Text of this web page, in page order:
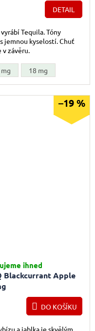
DETAIL
Tequila. Tóny
jemnou kyselostí. Chuť
v závěru.
18 mg
–19 %
Blackcurrant Apple
ihned
DO KOŠÍKU
a jablka je skvělým